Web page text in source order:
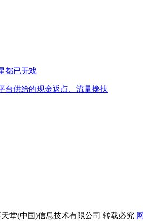
都已无戏
台供给的现金返点、流量搀扶
堂(中国)信息技术有限公司 转载必究